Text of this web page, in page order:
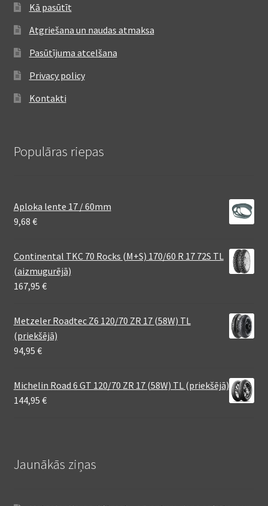
Kā pasūtīt
Atgriešana un naudas atmaksa
Pasūtījuma atcelšana
Privacy policy
Kontakti
Populāras riepas
Aploka lente 17 / 60mm
9,68 €
Continental TKC 70 Rocks (M+S) 170/60 R 17 72S TL
(aizmugurējā)
167,95 €
Metzeler Roadtec Z6 120/70 ZR 17 (58W) TL
(priekšējā)
94,95 €
Michelin Road 6 GT 120/70 ZR 17 (58W) TL (priekšējā)
144,95 €
Jaunākās ziņas